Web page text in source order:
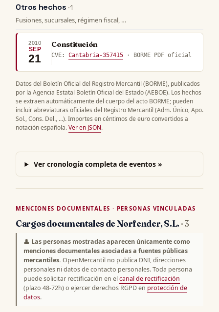
Otros hechos · 1
Fusiones, sucursales, régimen fiscal, …
2010
SEP
21
Constitución
CVE:Cantabria-357415 · BORME PDF oficial
Datos del Boletín Oficial del Registro Mercantil (BORME), publicados
por la Agencia Estatal Boletín Oficial del Estado (AEBOE). Los hechos
se extraen automáticamente del cuerpo del acto BORME; pueden
incluir abreviaturas oficiales del Registro Mercantil (Adm. Único, Apo.
Sol., Cons. Del., …). Importes en céntimos de euro convertidos a
notación española.Ver en JSON.
Ver cronología completa de eventos »
MENCIONES DOCUMENTALES · PERSONAS VINCULADAS
Cargos documentales de Norfender, S.L. · 3
👤 Las personas mostradas aparecen únicamente como
menciones documentales asociadas a fuentes públicas
mercantiles. OpenMercantil no publica DNI, direcciones
personales ni datos de contacto personales. Toda persona
puede solicitar rectificación en elcanal de rectificación
(plazo 48-72h) o ejercer derechos RGPD en protección de
datos.